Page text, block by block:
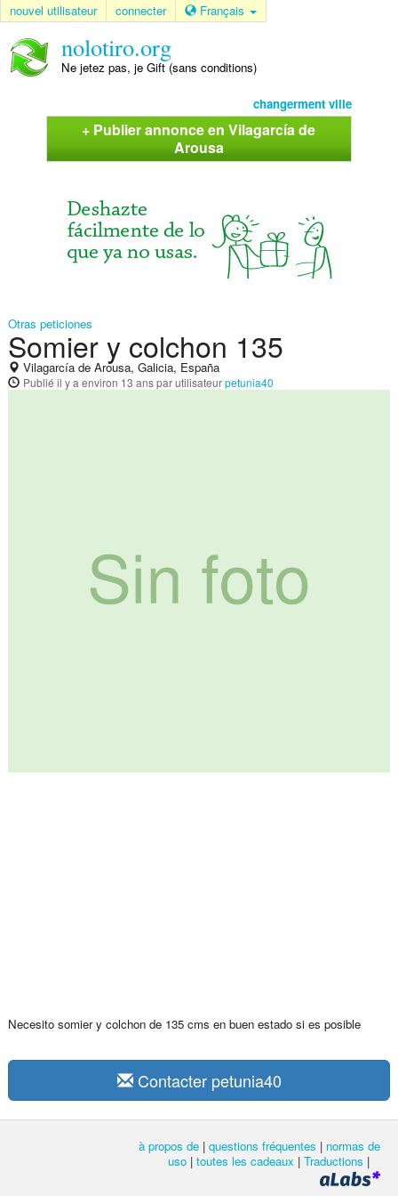
nouvel utilisateur connecter Français
nolotiro.org
Ne jetez pas, je Gift (sans conditions)
changerment ville
+ Publier annonce en Vilagarcía de
Arousa
Otras peticiones
Somier y colchon 135
Vilagarcía de Arousa, Galicia, España
Publié il y a environ 13 anspar utilisateurpetunia40
Necesito somier y colchon de 135 cms en buen estado si es posible
Contacter petunia40
à propos de | questions fréquentes | normas de
uso | toutes les cadeaux | Traductions |